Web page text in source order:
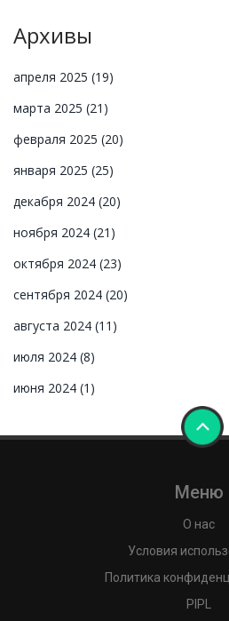
Архивы
апреля 2025 (19)
марта 2025 (21)
февраля 2025 (20)
января 2025 (25)
декабря 2024 (20)
ноября 2024 (21)
октября 2024 (23)
сентября 2024 (20)
августа 2024 (11)
июля 2024 (8)
июня 2024 (1)
Меню
О нас
Условия
Политика
PIPL